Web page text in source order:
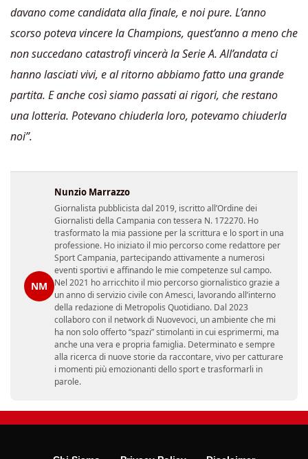
davano come candidata alla finale, e noi pure. L’anno
scorso poteva vincere la Champions, quest’anno a meno che
non succedano catastrofi vincerà la Serie A. All’andata ci
hanno lasciati vivi, e al ritorno abbiamo fatto una grande
partita. E anche così siamo passati ai rigori, che restano
una lotteria. Potevano chiuderla loro, potevamo chiuderla
noi”.
NM
Nunzio Marrazzo
Giornalista pubblicista dal 2019, iscritto all’Ordine dei
Giornalisti della Campania con tessera N. 172270. Ho
trasformato la mia passione per la scrittura e lo sport in una
professione. Ho iniziato il mio percorso come redattore per
Sport Campania, partecipando attivamente a numerosi
eventi sportivi e affinando le mie competenze sul campo.
Nel 2021 ho arricchito il mio percorso giornalistico grazie a
un anno di servizio civile con Amesci, lavorando all’interno
della redazione di Metropolis Quotidiano. Dal 2023
collaboro con il network di Nuovevoci, un ambiente che mi
ha non solo offerto “spazi” stimolanti in cui esprimermi, ma
anche una vera e propria famiglia. Determinato e sempre
alla ricerca di nuove storie da raccontare, vivo per catturare
i momenti più emozionanti dello sport e trasformarli in
parole.